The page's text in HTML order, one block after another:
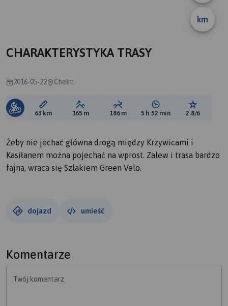
km
CHARAKTERYSTYKA TRASY
2016-05-22 Chełm
Długość trasy:
63 km Suma przewyższeń:
165 m Suma spadków:
186 m Średni czas potrzebny
5 h 52 min Ocena
2.8/6
Żeby nie jechać główna drogą między Krzywicami i
Kasiłanem można pojechać na wprost. Zalew i trasa bardzo
fajna, wraca się Szlakiem Green Velo.
dojazd umieść
Komentarze
Twój komentarz